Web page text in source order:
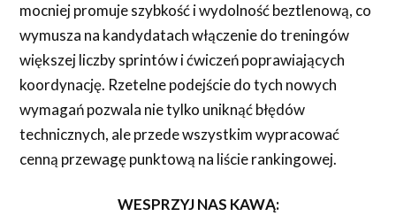
mocniej promuje szybkość i wydolność beztlenową, co
wymusza na kandydatach włączenie do treningów
większej liczby sprintów i ćwiczeń poprawiających
koordynację. Rzetelne podejście do tych nowych
wymagań pozwala nie tylko uniknąć błędów
technicznych, ale przede wszystkim wypracować
cenną przewagę punktową na liście rankingowej.
WESPRZYJ NAS KAWĄ: